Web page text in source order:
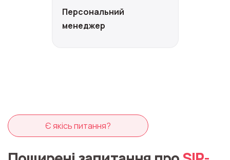
Персональний
менеджер
Є якісь питання?